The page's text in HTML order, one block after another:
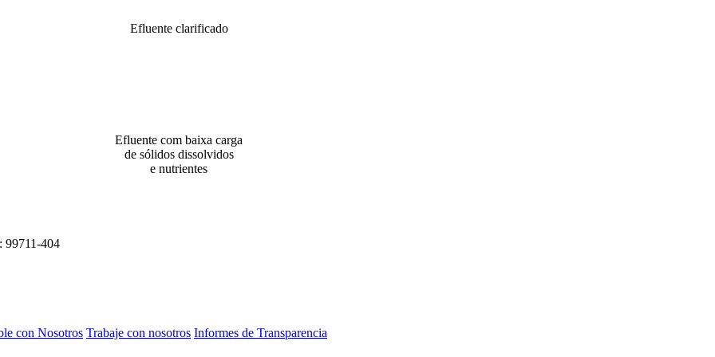
Efluente clarificado
Efluente com baixa carga
de sólidos dissolvidos
e nutrientes
99711-404
con Nosotros Trabaje con nosotros Informes de Transparencia